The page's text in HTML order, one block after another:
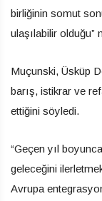
birliğinin somut
ulaşılabilir olduğu”
Muçunski, Üsküp
barış, istikrar ve
ettiğini söyledi.
“Geçen yıl
geleceğini
Avrupa